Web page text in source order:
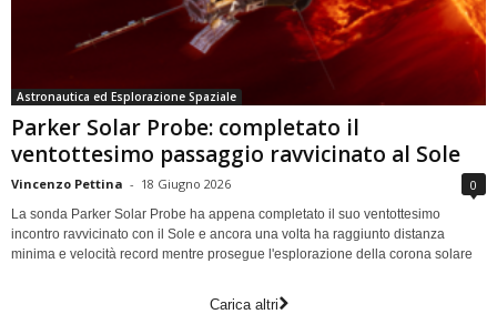
Astronautica ed Esplorazione Spaziale
Parker Solar Probe: completato il
ventottesimo passaggio ravvicinato al Sole
Vincenzo Pettina - 18 Giugno 2026 0
La sonda Parker Solar Probe ha appena completato il suo ventottesimo
incontro ravvicinato con il Sole e ancora una volta ha raggiunto distanza
minima e velocità record mentre prosegue l'esplorazione della corona solare
Carica altri